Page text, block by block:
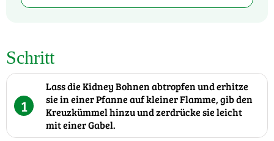
Schritt
1
Lass die Kidney Bohnen abtropfen und erhitze
sie in einer Pfanne auf kleiner Flamme, gib den
Kreuzkümmel hinzu und zerdrücke sie leicht
mit einer Gabel.